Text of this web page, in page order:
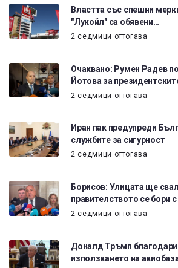
Властта със спешни
"Лукойл" са обявени…
2 седмици оттогава
Очаквано: Румен Радев
Йотова за
2 седмици оттогава
Иран пак предупреди
службите за сигурност
2 седмици оттогава
Борисов: Улицата ще
правителството се бори
2 седмици оттогава
Доналд Тръмп благодари
използването на